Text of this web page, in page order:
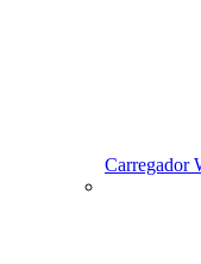
Carregador